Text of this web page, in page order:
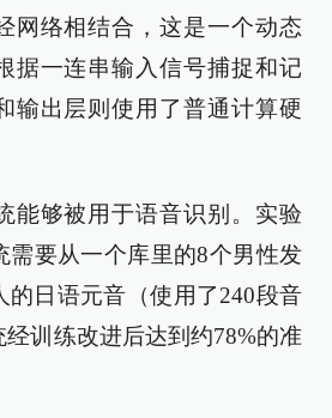
网络相结合，这是一个动态
据一连串输入信号捕捉和记
输出层则使用了普通计算硬
能够被用于语音识别。实验
需要从一个库里的8个男性发
的日语元音（使用了240段音
训练改进后达到约78%的准